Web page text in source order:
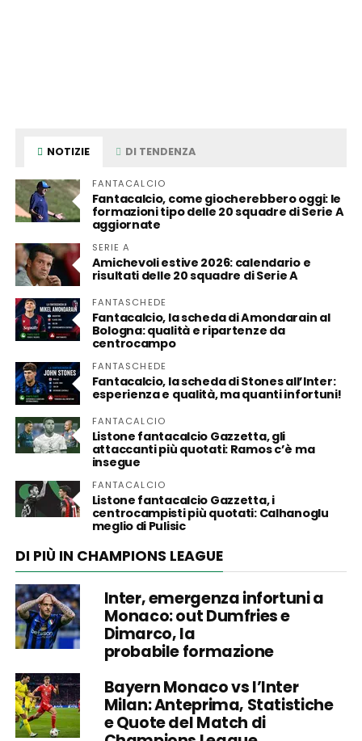
NOTIZIE DI TENDENZA
FANTACALCIO
Fantacalcio, come giocherebbero oggi: le
formazioni tipo delle 20 squadre di Serie A
aggiornate
SERIE A
Amichevoli estive 2026: calendario e
risultati delle 20 squadre di Serie A
FANTASCHEDE
Fantacalcio, la scheda di Amondarain al
Bologna: qualità e ripartenze da
centrocampo
FANTASCHEDE
Fantacalcio, la scheda di Stones all’Inter:
esperienza e qualità, ma quanti infortuni!
FANTACALCIO
Listone fantacalcio Gazzetta, gli
attaccanti più quotati: Ramos c’è ma
insegue
FANTACALCIO
Listone fantacalcio Gazzetta, i
centrocampisti più quotati: Calhanoglu
meglio di Pulisic
DI PIÙ IN CHAMPIONS LEAGUE
Inter, emergenza infortuni a
Monaco: out Dumfries e
Dimarco, la
probabile formazione
Bayern Monaco vs l’Inter
Milan: Anteprima, Statistiche
e Quote del Match di